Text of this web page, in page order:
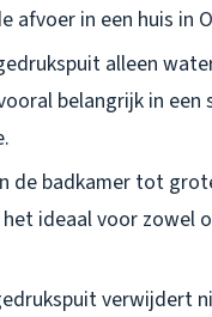
afvoer in een huis in
alleen
belangrijk in
de badkamer tot
ideaal voor zowel
verwijdert